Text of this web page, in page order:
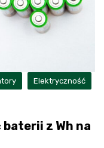
Elektryczność
z Wh na